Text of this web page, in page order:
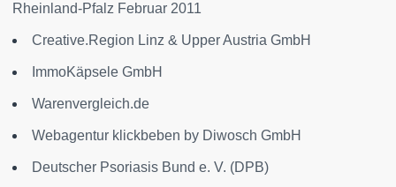
Rheinland-Pfalz Februar 2011
Creative.Region Linz & Upper Austria GmbH
ImmoKäpsele GmbH
Warenvergleich.de
Webagentur klickbeben by Diwosch GmbH
Deutscher Psoriasis Bund e. V. (DPB)